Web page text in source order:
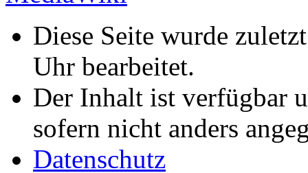
Diese Seite wurde
Uhr bearbeitet.
Der Inhalt ist verfügbar
sofern nicht anders
Datenschutz